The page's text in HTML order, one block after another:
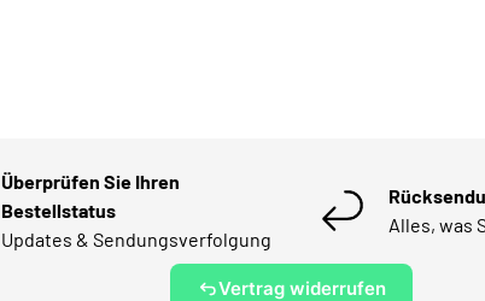
Überprüfen Sie Ihren
Bestellstatus
Updates & Sendungsverfolgung
Alles, was
Vertrag widerrufen